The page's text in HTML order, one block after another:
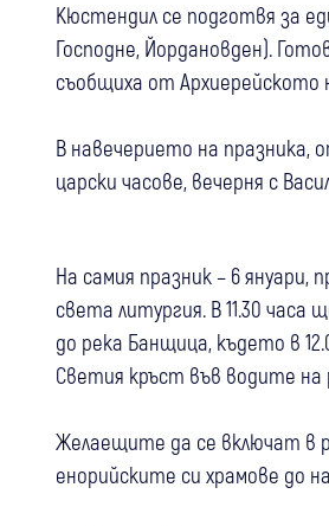
Кюстендил се подготвя за
Господне, Йордановден).
съобщиха от Архиерейското
В навечерието на празника,
царски часове, вечерня с
На самия празник – 6
света литургия. В 11.30
до река Банщица, където в
Светия кръст във водите на
Желаещите да се включат в
енорийските си храмове до